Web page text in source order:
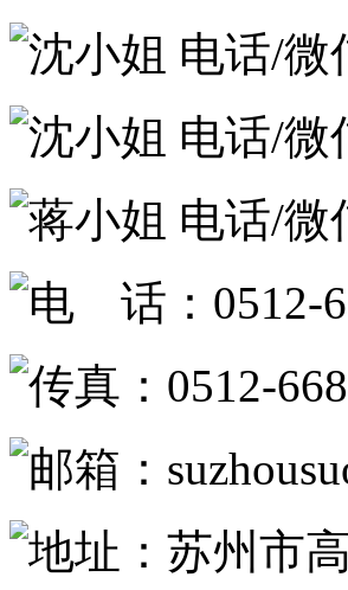
沈小姐 电话/微
沈小姐 电话/微
蒋小姐 电话/微
电 话：0512-
传真：0512-
邮箱：
地址：苏州市